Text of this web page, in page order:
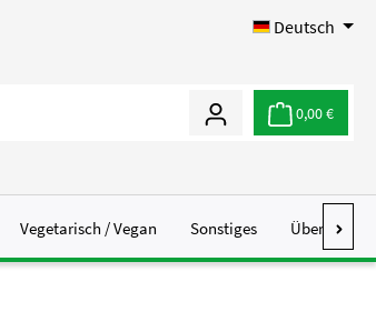
Deutsch
0,00 €
Vegetarisch / Vegan Sonstiges Über Uns